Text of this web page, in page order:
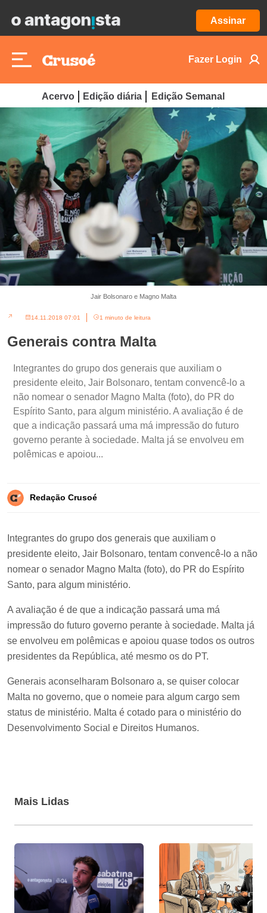
Assinar
Fazer Login
Acervo Edição diária Edição Semanal
Jair Bolsonaro e Magno Malta
14.11.2018 07:01 1 minuto de leitura
Generais contra Malta
Integrantes do grupo dos generais que auxiliam o
presidente eleito, Jair Bolsonaro, tentam convencê-lo a
não nomear o senador Magno Malta (foto), do PR do
Espírito Santo, para algum ministério. A avaliação é de
que a indicação passará uma má impressão do futuro
governo perante à sociedade. Malta já se envolveu em
polêmicas e apoiou...
Redação Crusoé
Integrantes do grupo dos generais que auxiliam o
presidente eleito, Jair Bolsonaro, tentam convencê-lo a não
nomear o senador Magno Malta (foto), do PR do Espírito
Santo, para algum ministério.
A avaliação é de que a indicação passará uma má
impressão do futuro governo perante à sociedade. Malta já
se envolveu em polêmicas e apoiou quase todos os outros
presidentes da República, até mesmo os do PT.
Generais aconselharam Bolsonaro a, se quiser colocar
Malta no governo, que o nomeie para algum cargo sem
status de ministério. Malta é cotado para o ministério do
Desenvolvimento Social e Direitos Humanos.
Mais Lidas